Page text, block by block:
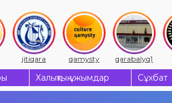
jitiqara qamysty qarabalyq1
Халықтық ұжымдар Сұхбат